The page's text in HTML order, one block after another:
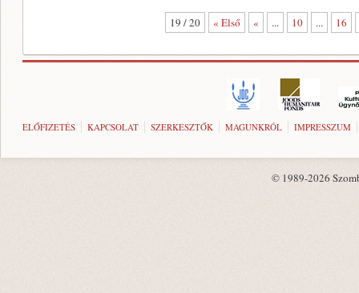
19 / 20 « Első « ... 10 ... 16
ELŐFIZETÉS KAPCSOLAT SZERKESZTŐK MAGUNKRÓL IMPRESSZUM
© 1989-2026